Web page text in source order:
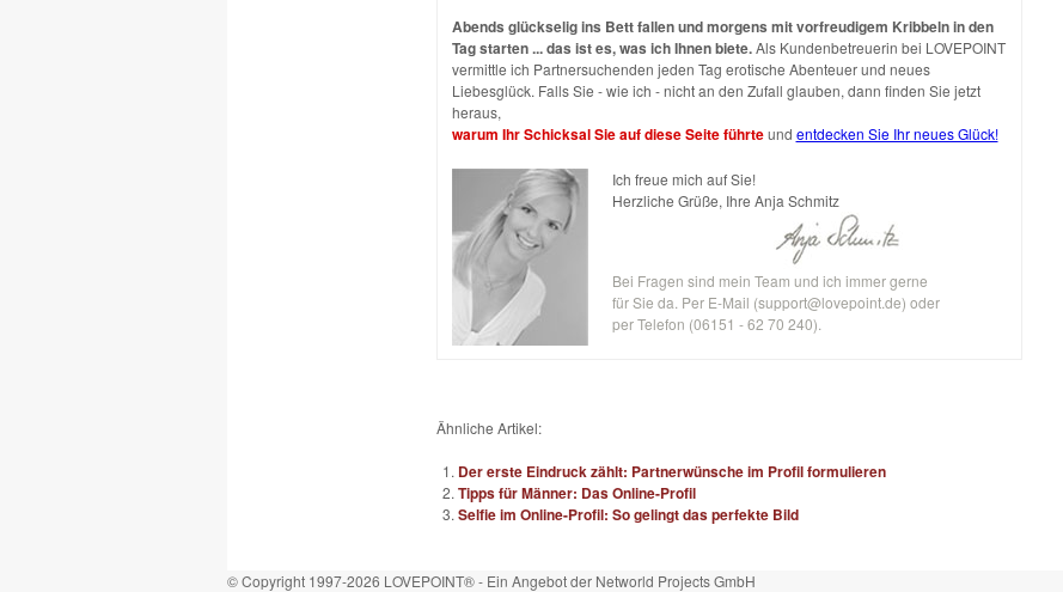
Abends glückselig ins Bett fallen und morgens mit vorfreudigem Kribbeln in den
Tag starten ... das ist es, was ich Ihnen biete.Als Kundenbetreuerin bei LOVEPOINT
vermittle ich Partnersuchenden jeden Tag erotische Abenteuer und neues
Liebesglück. Falls Sie - wie ich - nicht an den Zufall glauben, dann finden Sie jetzt
heraus,
warum Ihr Schicksal Sie auf diese Seite führteund entdecken Sie Ihr neues Glück!
Ich freue mich auf Sie!
Herzliche Grüße, Ihre Anja Schmitz
Bei Fragen sind mein Team und ich immer gerne
für Sie da. Per E-Mail (support@lovepoint.de) oder
per Telefon (06151 - 62 70 240).
Ähnliche Artikel:
Der erste Eindruck zählt: Partnerwünsche im Profil formulieren
Tipps für Männer: Das Online-Profil
Selfie im Online-Profil: So gelingt das perfekte Bild
© Copyright 1997-2026 LOVEPOINT® - Ein Angebot der Networld Projects GmbH